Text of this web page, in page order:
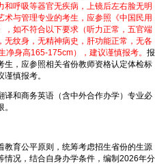
呼吸等器官无疾病，上镜后左右脸无明
与管理专业的考生，应参照《中国民用
如不符合以下要求（听力正常，五官端
纹身，无精神病史，肝功能正常，无各
身高165-175cm），建议谨慎报考。 报
，应参照相关省份教师资格认定体检标
慎报考。
和商务英语（含中外合作办学）专业必
育公平原则，统筹考虑招生省份的生源
情况，结合自身办学条件，编制2026年分